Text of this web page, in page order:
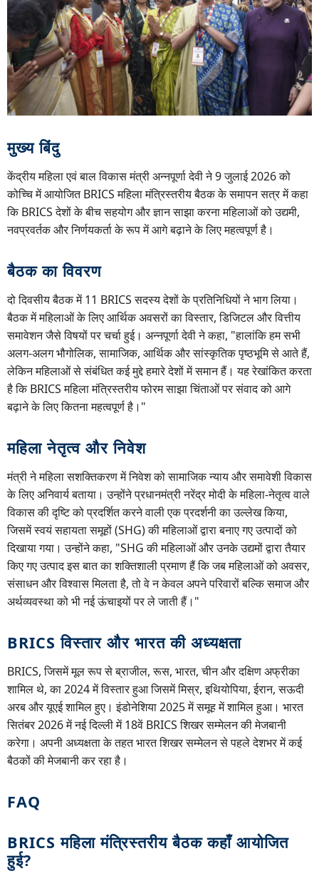
मुख्य बिंदु
केंद्रीय महिला एवं बाल विकास मंत्री अन्नपूर्णा देवी ने 9 जुलाई 2026 को
कोच्चि में आयोजित BRICS महिला मंत्रिस्तरीय बैठक के समापन सत्र में कहा
कि BRICS देशों के बीच सहयोग और ज्ञान साझा करना महिलाओं को उद्यमी,
नवप्रवर्तक और निर्णयकर्ता के रूप में आगे बढ़ाने के लिए महत्वपूर्ण है।
बैठक का विवरण
दो दिवसीय बैठक में 11 BRICS सदस्य देशों के प्रतिनिधियों ने भाग लिया।
बैठक में महिलाओं के लिए आर्थिक अवसरों का विस्तार, डिजिटल और वित्तीय
समावेशन जैसे विषयों पर चर्चा हुई। अन्नपूर्णा देवी ने कहा, "हालांकि हम सभी
अलग-अलग भौगोलिक, सामाजिक, आर्थिक और सांस्कृतिक पृष्ठभूमि से आते हैं,
लेकिन महिलाओं से संबंधित कई मुद्दे हमारे देशों में समान हैं। यह रेखांकित करता
है कि BRICS महिला मंत्रिस्तरीय फोरम साझा चिंताओं पर संवाद को आगे
बढ़ाने के लिए कितना महत्वपूर्ण है।"
महिला नेतृत्व और निवेश
मंत्री ने महिला सशक्तिकरण में निवेश को सामाजिक न्याय और समावेशी विकास
के लिए अनिवार्य बताया। उन्होंने प्रधानमंत्री नरेंद्र मोदी के महिला-नेतृत्व वाले
विकास की दृष्टि को प्रदर्शित करने वाली एक प्रदर्शनी का उल्लेख किया,
जिसमें स्वयं सहायता समूहों (SHG) की महिलाओं द्वारा बनाए गए उत्पादों को
दिखाया गया। उन्होंने कहा, "SHG की महिलाओं और उनके उद्यमों द्वारा तैयार
किए गए उत्पाद इस बात का शक्तिशाली प्रमाण हैं कि जब महिलाओं को अवसर,
संसाधन और विश्वास मिलता है, तो वे न केवल अपने परिवारों बल्कि समाज और
अर्थव्यवस्था को भी नई ऊंचाइयों पर ले जाती हैं।"
BRICS विस्तार और भारत की अध्यक्षता
BRICS, जिसमें मूल रूप से ब्राजील, रूस, भारत, चीन और दक्षिण अफ्रीका
शामिल थे, का 2024 में विस्तार हुआ जिसमें मिस्र, इथियोपिया, ईरान, सऊदी
अरब और यूएई शामिल हुए। इंडोनेशिया 2025 में समूह में शामिल हुआ। भारत
सितंबर 2026 में नई दिल्ली में 18वें BRICS शिखर सम्मेलन की मेजबानी
करेगा। अपनी अध्यक्षता के तहत भारत शिखर सम्मेलन से पहले देशभर में कई
बैठकों की मेजबानी कर रहा है।
FAQ
BRICS महिला मंत्रिस्तरीय बैठक कहाँ आयोजित
हुई?